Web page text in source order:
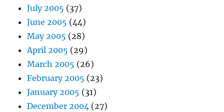
July 2005 (37)
June 2005 (44)
May 2005 (28)
April 2005 (29)
March 2005 (26)
February 2005 (23)
January 2005 (31)
December 2004 (27)